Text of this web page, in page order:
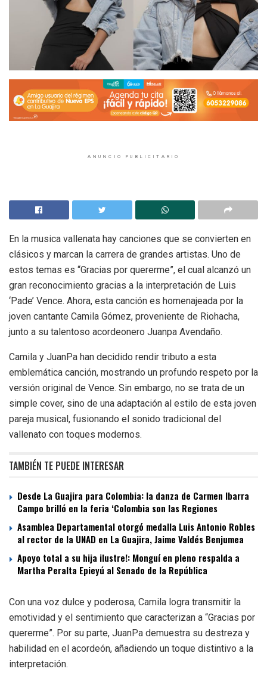
ANUNCIO PUBLICITARIO
En la musica vallenata hay canciones que se convierten en
clásicos y marcan la carrera de grandes artistas. Uno de
estos temas es “Gracias por quererme”, el cual alcanzó un
gran reconocimiento gracias a la interpretación de Luis
‘Pade’ Vence. Ahora, esta canción es homenajeada por la
joven cantante Camila Gómez, proveniente de Riohacha,
junto a su talentoso acordeonero Juanpa Avendaño.
Camila y JuanPa han decidido rendir tributo a esta
emblemática canción, mostrando un profundo respeto por la
versión original de Vence. Sin embargo, no se trata de un
simple cover, sino de una adaptación al estilo de esta joven
pareja musical, fusionando el sonido tradicional del
vallenato con toques modernos.
TAMBIÉN TE PUEDE INTERESAR
Desde La Guajira para Colombia: la danza de Carmen Ibarra
Campo brilló en la feria ‘Colombia son las Regiones
Asamblea Departamental otorgó medalla Luis Antonio Robles
al rector de la UNAD en La Guajira, Jaime Valdés Benjumea
Apoyo total a su hija ilustre!: Monguí en pleno respalda a
Martha Peralta Epieyú al Senado de la República
Con una voz dulce y poderosa, Camila logra transmitir la
emotividad y el sentimiento que caracterizan a “Gracias por
quererme”. Por su parte, JuanPa demuestra su destreza y
habilidad en el acordeón, añadiendo un toque distintivo a la
interpretación.